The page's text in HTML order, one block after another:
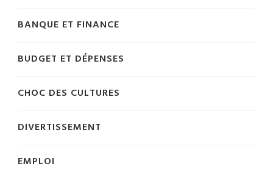
BANQUE ET FINANCE
BUDGET ET DÉPENSES
CHOC DES CULTURES
DIVERTISSEMENT
EMPLOI